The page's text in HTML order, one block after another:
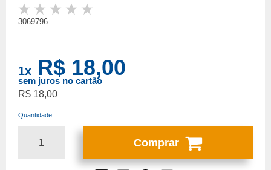
3069796
R$ 18,00
1x R$ 18,00
sem juros no cartão
Quantidade:
Comprar